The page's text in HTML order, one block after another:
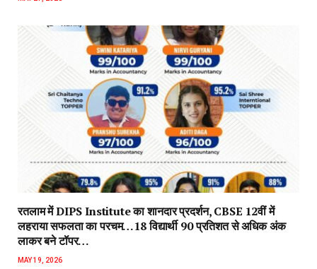
रतलाम में DIPS Institute का शानदार प्रदर्शन, CBSE 12वीं में
लहराया सफलता का परचम…18 विद्यार्थी 90 प्रतिशत से अधिक अंक
लाकर बने टॉपर…
MAY 19, 2026